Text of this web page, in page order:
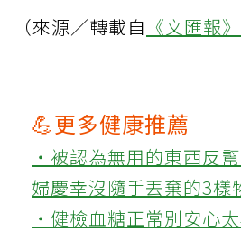
（來源／轉載自 《文匯報》
💪更多健康推薦
‧被認為無用的東西反
婦慶幸沒隨手丟棄的3樣
‧健檢血糖正常別安心